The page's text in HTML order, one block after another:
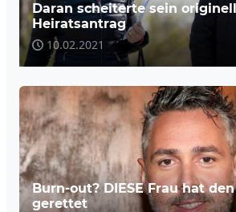
Daran scheiterte sein
Heiratsantrag
10.02.2021
Burn-out? DIESE Frau hat
gerettet